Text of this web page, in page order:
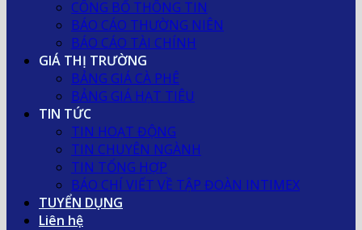
CÔNG BỐ THÔNG TIN
BÁO CÁO THƯỜNG NIÊN
BÁO CÁO TÀI CHÍNH
GIÁ THỊ TRƯỜNG
BẢNG GIÁ CÀ PHÊ
BẢNG GIÁ HẠT TIÊU
TIN TỨC
TIN HOẠT ĐỘNG
TIN CHUYÊN NGÀNH
TIN TỔNG HỢP
BÁO CHÍ VIẾT VỀ TẬP ĐOÀN INTIMEX
TUYỂN DỤNG
Liên hệ